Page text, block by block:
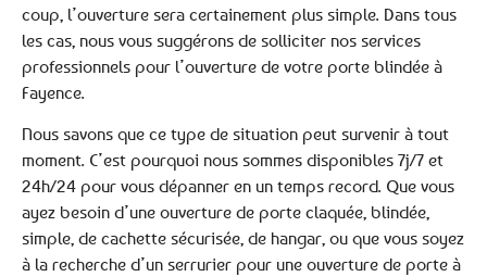
coup, l’ouverture sera certainement plus simple. Dans tous
les cas, nous vous suggérons de solliciter nos services
professionnels pour l’ouverture de votre porte blindée à
Fayence.
Nous savons que ce type de situation peut survenir à tout
moment. C’est pourquoi nous sommes disponibles 7j/7 et
24h/24 pour vous dépanner en un temps record. Que vous
ayez besoin d’une ouverture de porte claquée, blindée,
simple, de cachette sécurisée, de hangar, ou que vous soyez
à la recherche d’un serrurier pour une ouverture de porte à